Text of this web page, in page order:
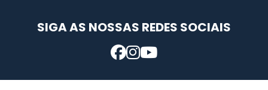
SIGA AS NOSSAS REDES SOCIAIS